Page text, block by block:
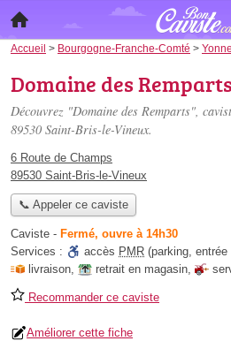
Accueil > Bourgogne-Franche-Comté > Yonne
Domaine des Remparts
Découvrez "Domaine des Remparts",
89530 Saint-Bris-le-Vineux.
6 Route de Champs
89530 Saint-Bris-le-Vineux
📞 Appeler ce caviste
Caviste - Fermé, ouvre à 14h30
Services :
accès PMR (parking, entrée
livraison, retrait en magasin,
Recommander ce caviste
Améliorer cette fiche